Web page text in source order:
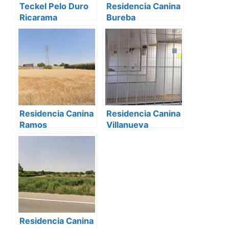
Teckel Pelo Duro
Ricarama
Residencia Canina
Bureba
Residencia Canina
Ramos
Residencia Canina
Villanueva
Residencia Canina